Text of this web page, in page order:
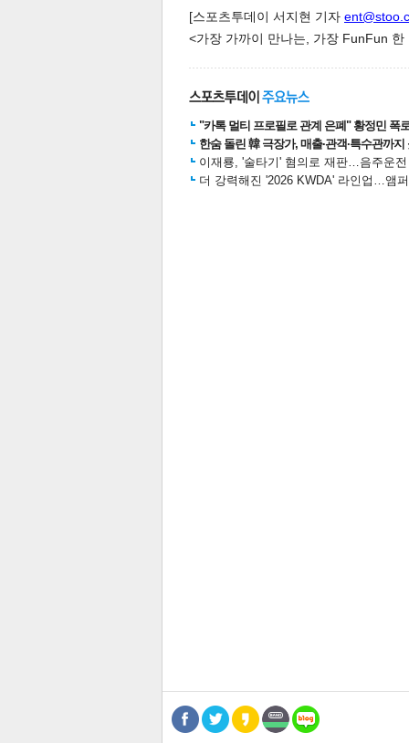
[스포츠투데이 서지현 기자
<가장 가까이 만나는, 가장 FunFun
"카톡 멀티 프로필로 관계 은폐" 황정민 폭
한숨 돌린 韓 극장가, 매출·관객·특수관까
이재룡, '술타기' 혐의로 재판…음주운
더 강력해진 '2026 KWDA' 라인업…앰